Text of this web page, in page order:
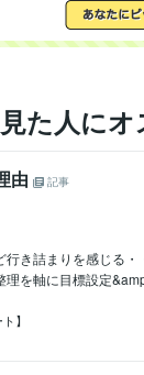
日常会話レベル
た人にオ
由
記事
行き詰まりを感じる
理を軸に目標設定
】